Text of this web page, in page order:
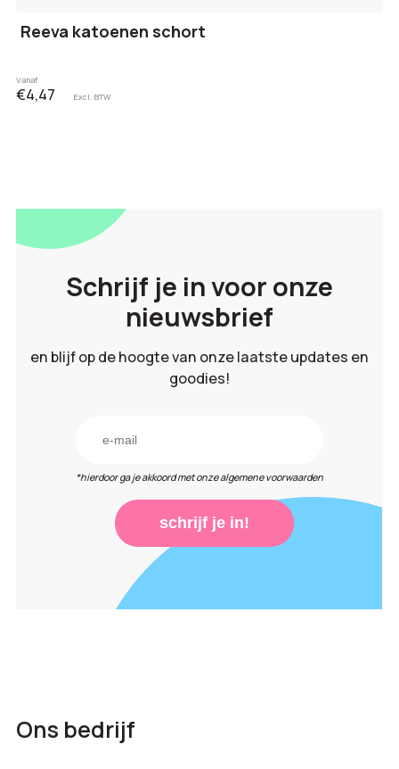
Reeva katoenen schort
Vanaf
€4,47 Excl. BTW
Schrijf je in voor onze
nieuwsbrief
en blijf op de hoogte van onze laatste updates en
goodies!
*hierdoor ga je akkoord met onze algemene voorwaarden
schrijf je in!
Ons bedrijf